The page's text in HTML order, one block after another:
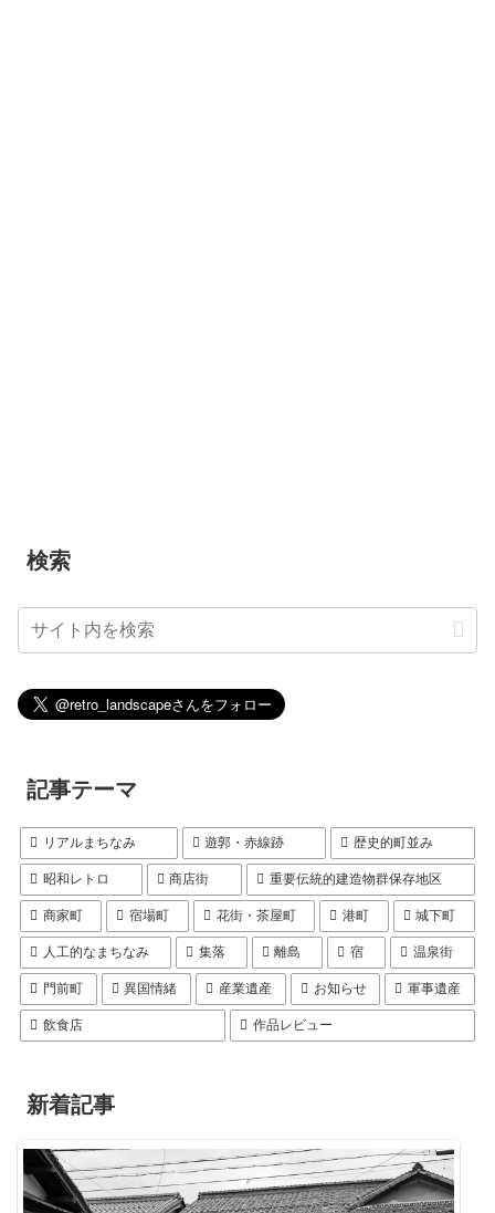
検索
記事テーマ
リアルまちなみ 遊郭・赤線跡 歴史的町並み
昭和レトロ 商店街 重要伝統的建造物群保存地区
商家町 宿場町 花街・茶屋町 港町 城下町
人工的なまちなみ 集落 離島 宿 温泉街
門前町 異国情緒 産業遺産 お知らせ 軍事遺産
飲食店 作品レビュー
新着記事